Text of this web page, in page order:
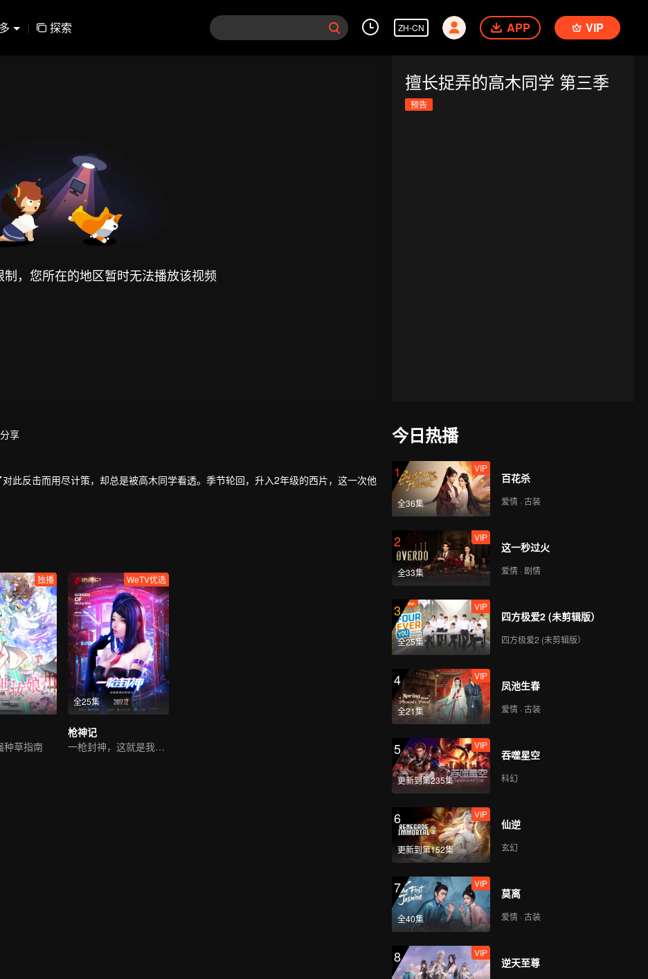
| 探索 ZH-CN APP VIP
，您所在的地区暂时无法播放该视频
擅长捉弄的高木同学 第三季
预告
分享
此反击而用尽计策，却总是被高木同学看透。季节轮回，升入2年级的西片，这一次他
独播
种草指南
全25集
WeTV优选
枪神记
一枪封神，这就是我们的战斗！
今日热播
1
全36集
VIP
百花杀
爱情 · 古装
2
全33集
VIP
这一秒过火
爱情 · 剧情
3
全25集
VIP
四方极爱2 (未剪辑版）
四方极爱2 (未剪辑版）
4
全21集
VIP
凤池生春
爱情 · 古装
5
更新到第235集
VIP
吞噬星空
科幻
6
更新到第152集
VIP
仙逆
玄幻
7
全40集
VIP
莫离
爱情 · 古装
8 VIP
逆天至尊